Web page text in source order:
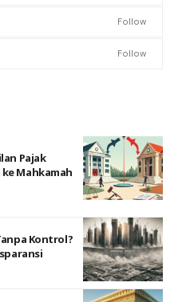
Follow
Follow
Pajak
Mahkamah
Kontrol?